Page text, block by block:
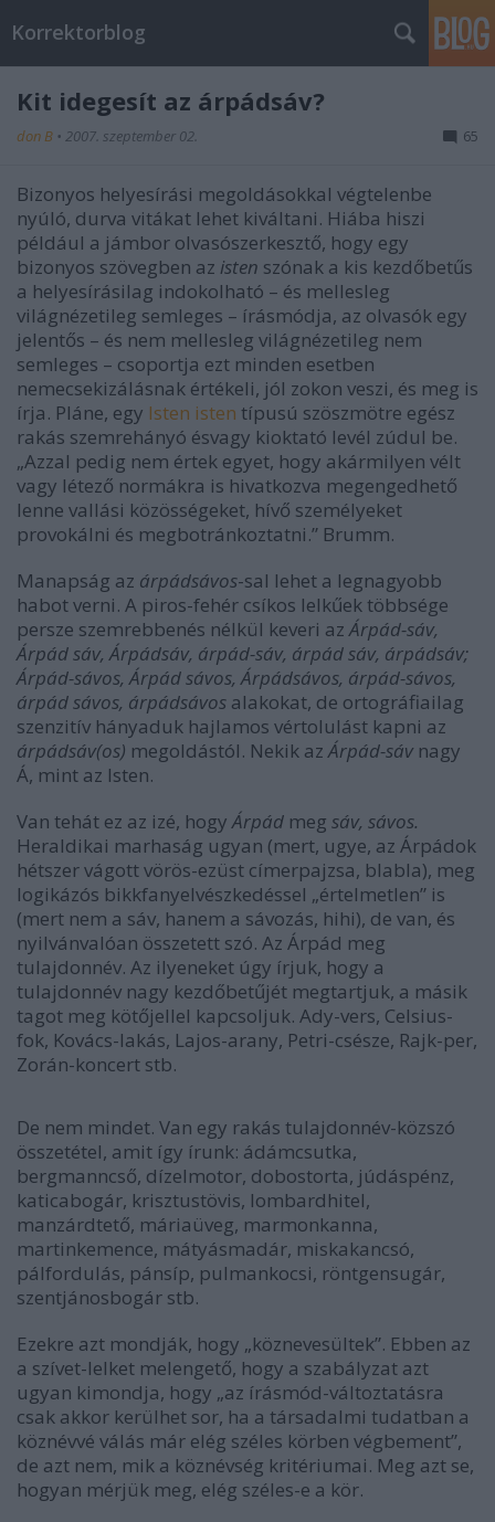
Korrektorblog
Kit idegesít az árpádsáv?
don B • 2007. szeptember 02. 65
Bizonyos helyesírási megoldásokkal végtelenbe
nyúló, durva vitákat lehet kiváltani. Hiába hiszi
például a jámbor olvasószerkesztő, hogy egy
bizonyos szövegben az isten szónak a kis kezdőbetűs
a helyesírásilag indokolható – és mellesleg
világnézetileg semleges – írásmódja, az olvasók egy
jelentős – és nem mellesleg világnézetileg nem
semleges – csoportja ezt minden esetben
nemecsekizálásnak értékeli, jól zokon veszi, és meg is
írja. Pláne, egy Isten isten típusú szöszmötre egész
rakás szemrehányó ésvagy kioktató levél zúdul be.
„Azzal pedig nem értek egyet, hogy akármilyen vélt
vagy létező normákra is hivatkozva megengedhető
lenne vallási közösségeket, hívő személyeket
provokálni és megbotránkoztatni.” Brumm.
Manapság az árpádsávos-sal lehet a legnagyobb
habot verni. A piros-fehér csíkos lelkűek többsége
persze szemrebbenés nélkül keveri azÁrpád-sáv,
Árpád sáv, Árpádsáv, árpád-sáv, árpád sáv, árpádsáv;
Árpád-sávos, Árpád sávos, Árpádsávos, árpád-sávos,
árpád sávos, árpádsávos alakokat, de ortográfiailag
szenzitív hányaduk hajlamos vértolulást kapni az
árpádsáv(os) megoldástól. Nekik azÁrpád-sáv nagy
Á, mint az Isten.
Van tehát ez az izé, hogyÁrpád meg sáv, sávos.
Heraldikai marhaság ugyan (mert, ugye, az Árpádok
hétszer vágott vörös-ezüst címerpajzsa, blabla), meg
logikázós bikkfanyelvészkedéssel „értelmetlen” is
(mert nem a sáv, hanem a sávozás, hihi), de van, és
nyilvánvalóan összetett szó. Az Árpád meg
tulajdonnév. Az ilyeneket úgy írjuk, hogy a
tulajdonnév nagy kezdőbetűjét megtartjuk, a másik
tagot meg kötőjellel kapcsoljuk. Ady-vers, Celsius-
fok, Kovács-lakás, Lajos-arany, Petri-csésze, Rajk-per,
Zorán-koncert stb.
De nem mindet. Van egy rakás tulajdonnév-közszó
összetétel, amit így írunk: ádámcsutka,
bergmanncső, dízelmotor, dobostorta, júdáspénz,
katicabogár, krisztustövis, lombardhitel,
manzárdtető, máriaüveg, marmonkanna,
martinkemence, mátyásmadár, miskakancsó,
pálfordulás, pánsíp, pulmankocsi, röntgensugár,
szentjánosbogár stb.
Ezekre azt mondják, hogy „köznevesültek”. Ebben az
a szívet-lelket melengető, hogy a szabályzat azt
ugyan kimondja, hogy „az írásmód-változtatásra
csak akkor kerülhet sor, ha a társadalmi tudatban a
köznévvé válás már elég széles körben végbement”,
de azt nem, mik a köznévség kritériumai. Meg azt se,
hogyan mérjük meg, elég széles-e a kör.